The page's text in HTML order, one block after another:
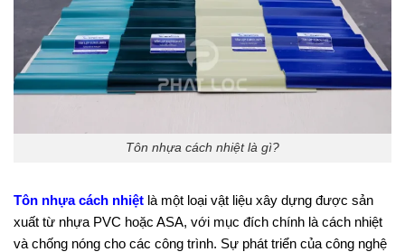
Tôn nhựa cách nhiệt là gì?
Tôn nhựa cách nhiệt là một loại vật liệu xây dựng được sản
xuất từ nhựa PVC hoặc ASA, với mục đích chính là cách nhiệt
và chống nóng cho các công trình. Sự phát triển của công nghệ